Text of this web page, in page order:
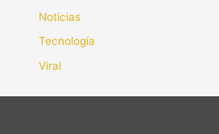
Noticias
Tecnología
Viral